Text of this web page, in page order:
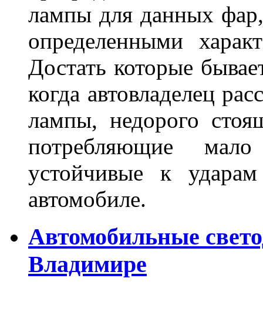
лампы для данных
определенными
Достать которые
когда автовладелец
лампы, недорого
потребляющие
устойчивые к
автомобиле.
Автомобильные
Владимире